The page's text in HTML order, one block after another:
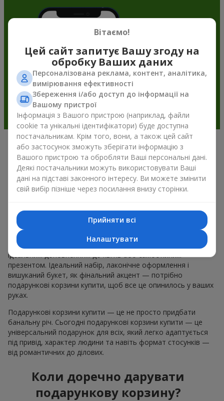
Подарункові корзини —
універсальний подарунок на будь-
яке свято
обмаль, у нас є для вас чудове перевірене рішення: ви
можете набір подарункові корзини купити. Подарункова
корзина з вишуканими смаколиками до свята, фруктами,
смачним чаєм чи, навіть, алкогольними напоями стає
ідеальним доповненням до квітів або самостійним
презентом. Ідеальний набір, лаконічне оформлення і
вишуканий букет, як фінальний акцент — потрібно
подарункові корзини купити, щоб все це опинилось у ваших
руках.
Подарункові корзини купити — це не просто придбати
банальну річ. Сьогодні подарункові корзини купити — це
універсальний подарунок для всіх, який легко адаптується
під привід, характер людини та навіть формат стосунків —
від романтичних до ділових.
Коли доречно дарувати
подарункову корзину?
Вітаємо!
Цей сайт запитує Вашу згоду на
обробку Ваших даних
Персоналізована реклама, контент, аналітика,
вимірювання ефективності
Збереження і/або доступ до інформації на
Вашому пристрої
Інформація з Вашого пристрою (наприклад, файли
cookie та унікальні ідентифікатори) буде доступна
постачальникам. Крім того, вони, а також цей сайт
або застосунок зможуть зберігати інформацію з
Вашого пристрою та обробляти Ваші персональні дані.
Деякі постачальники можуть використовувати Ваші
дані на підставі законного інтересу. Ви можете змінити
свій вибір пізніше через посилання внизу сторінки.
Прийняти всі
Налаштувати